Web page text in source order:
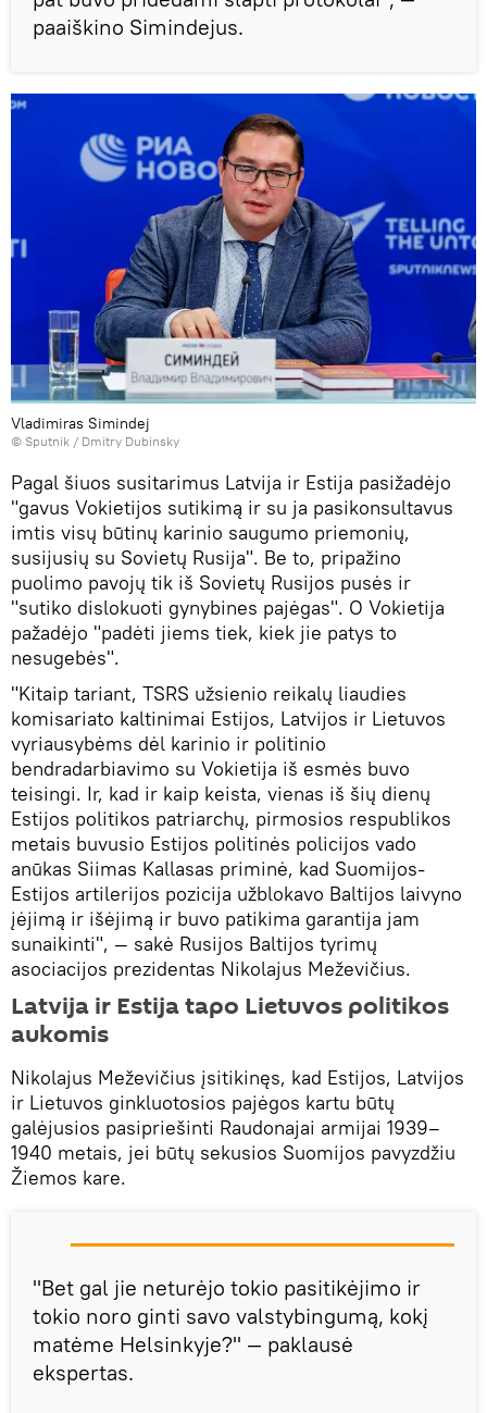
paaiškino Simindejus.
Vladimiras Simindej
© Sputnik / Dmitry Dubinsky
Pagal šiuos susitarimus Latvija ir Estija pasižadėjo
"gavus Vokietijos sutikimą ir su ja pasikonsultavus
imtis visų būtinų karinio saugumo priemonių,
susijusių su Sovietų Rusija". Be to, pripažino
puolimo pavojų tik iš Sovietų Rusijos pusės ir
"sutiko dislokuoti gynybines pajėgas". O Vokietija
pažadėjo "padėti jiems tiek, kiek jie patys to
nesugebės".
"Kitaip tariant, TSRS užsienio reikalų liaudies
komisariato kaltinimai Estijos, Latvijos ir Lietuvos
vyriausybėms dėl karinio ir politinio
bendradarbiavimo su Vokietija iš esmės buvo
teisingi. Ir, kad ir kaip keista, vienas iš šių dienų
Estijos politikos patriarchų, pirmosios respublikos
metais buvusio Estijos politinės policijos vado
anūkas Siimas Kallasas priminė, kad Suomijos-
Estijos artilerijos pozicija užblokavo Baltijos laivyno
įėjimą ir išėjimą ir buvo patikima garantija jam
sunaikinti", — sakė Rusijos Baltijos tyrimų
asociacijos prezidentas Nikolajus Meževičius.
Latvija ir Estija tapo Lietuvos politikos
aukomis
Nikolajus Meževičius įsitikinęs, kad Estijos, Latvijos
ir Lietuvos ginkluotosios pajėgos kartu būtų
galėjusios pasipriešinti Raudonajai armijai 1939–
1940 metais, jei būtų sekusios Suomijos pavyzdžiu
Žiemos kare.
"Bet gal jie neturėjo tokio pasitikėjimo ir
tokio noro ginti savo valstybingumą, kokį
matėme Helsinkyje?" — paklausė
ekspertas.